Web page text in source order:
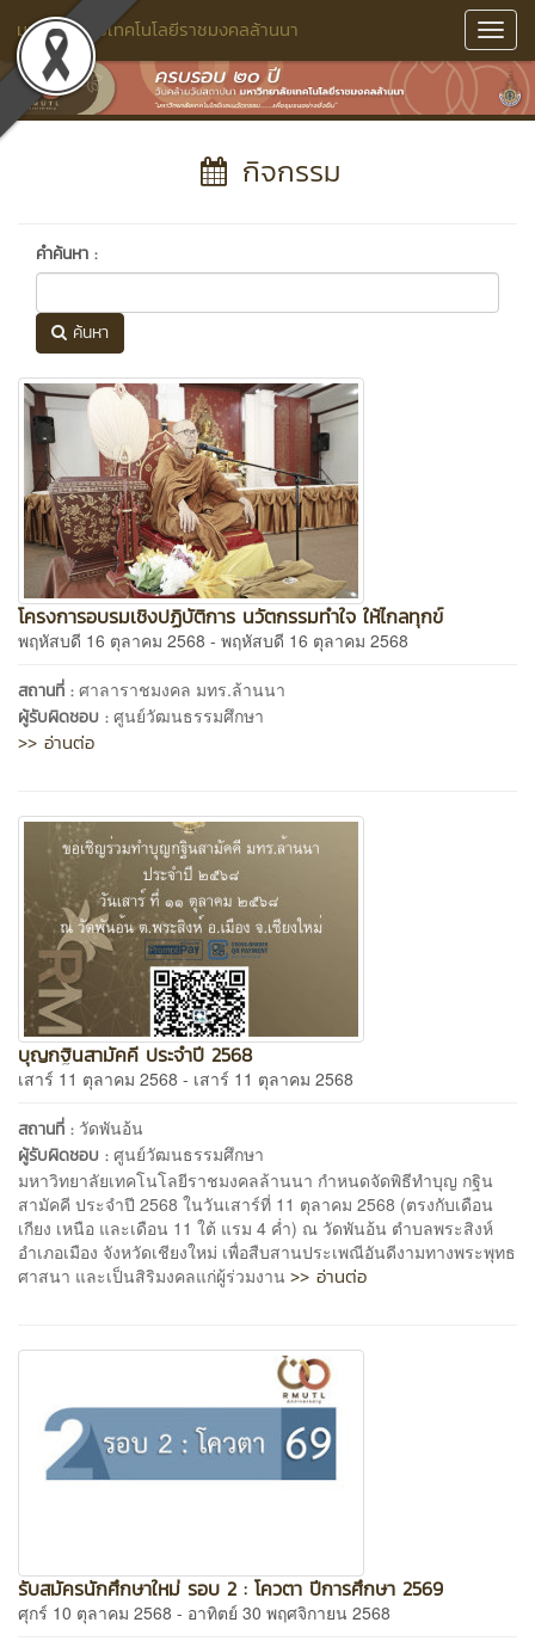
มหาวิทยาลัยเทคโนโลยีราชมงคลล้านนา
กิจกรรม
คำค้นหา :
ค้นหา
โครงการอบรมเชิงปฏิบัติการ นวัตกรรมทำใจ ให้ไกลทุกข์
พฤหัสบดี 16 ตุลาคม 2568 - พฤหัสบดี 16 ตุลาคม 2568
สถานที่ : ศาลาราชมงคล มทร.ล้านนา
ผู้รับผิดชอบ : ศูนย์วัฒนธรรมศึกษา
>> อ่านต่อ
บุญกฐินสามัคคี ประจำปี 2568
เสาร์ 11 ตุลาคม 2568 - เสาร์ 11 ตุลาคม 2568
สถานที่ : วัดพันอ้น
ผู้รับผิดชอบ : ศูนย์วัฒนธรรมศึกษา
มหาวิทยาลัยเทคโนโลยีราชมงคลล้านนา กำหนดจัดพิธีทำบุญ กฐิน
สามัคคี ประจำปี 2568 ในวันเสาร์ที่ 11 ตุลาคม 2568 (ตรงกับเดือน
เกียง เหนือ และเดือน 11 ใต้ แรม 4 ค่ำ) ณ วัดพันอ้น ตำบลพระสิงห์
อำเภอเมือง จังหวัดเชียงใหม่ เพื่อสืบสานประเพณีอันดีงามทางพระพุทธ
ศาสนา และเป็นสิริมงคลแก่ผู้ร่วมงาน >> อ่านต่อ
รับสมัครนักศึกษาใหม่ รอบ 2 : โควตา ปีการศึกษา 2569
ศุกร์ 10 ตุลาคม 2568 - อาทิตย์ 30 พฤศจิกายน 2568